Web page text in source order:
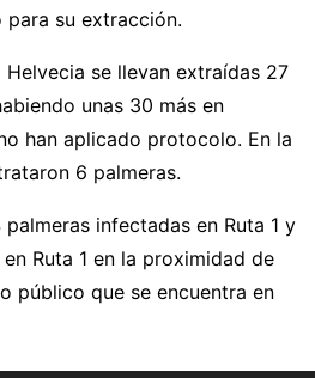
su extracción.
se llevan extraídas 27
unas 30 más en
han aplicado protocolo. En la
6 palmeras.
infectadas en Ruta 1 y
Ruta 1 en la proximidad de
público que se encuentra en